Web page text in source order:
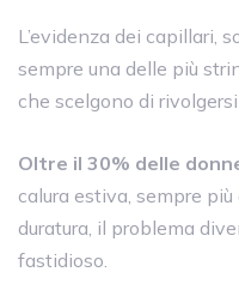
L’evidenza dei capillari,
sempre una delle più
che scelgono di
Oltre il 30% delle
calura estiva, sempre
duratura, il problema
fastidioso.